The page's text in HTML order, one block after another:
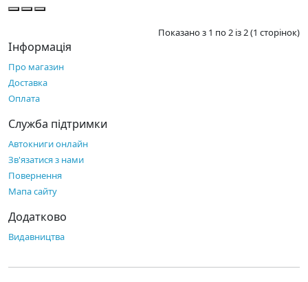
Показано з 1 по 2 із 2 (1 сторінок)
Інформація
Про магазин
Доставка
Оплата
Служба підтримки
Автокниги онлайн
Зв'язатися з нами
Повернення
Мапа сайту
Додатково
Видавництва